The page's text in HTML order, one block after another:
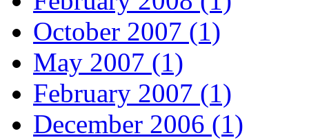
October 2007 (1)
May 2007 (1)
February 2007 (1)
December 2006 (1)